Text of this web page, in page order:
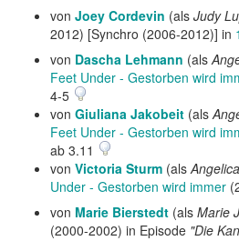
von Joey Cordevin (als Judy
2012) [Synchro (2006-2012)] in
von Dascha Lehmann (als
Feet Under - Gestorben wird
4-5
von Giuliana Jakobeit (als
Feet Under - Gestorben wird
ab 3.11
von Victoria Sturm (als
Under - Gestorben wird immer
von Marie Bierstedt (als Marie
(2000-2002) in Episode "Die